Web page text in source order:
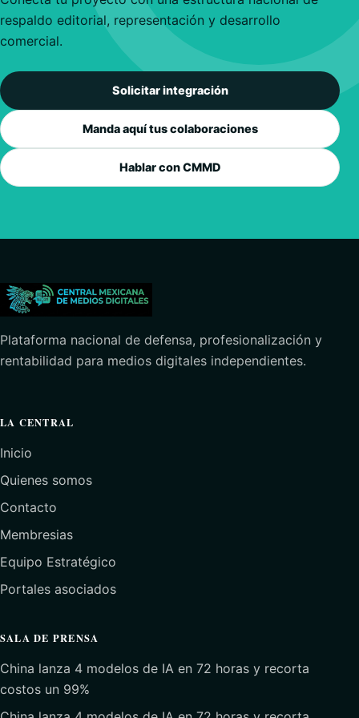
respaldo editorial, representación y desarrollo
comercial.
Solicitar integración
Manda aquí tus colaboraciones
Hablar con CMMD
Plataforma nacional de defensa, profesionalización y
rentabilidad para medios digitales independientes.
LA CENTRAL
Inicio
Quienes somos
Contacto
Membresias
Equipo Estratégico
Portales asociados
SALA DE PRENSA
China lanza 4 modelos de IA en 72 horas y recorta
costos un 99%